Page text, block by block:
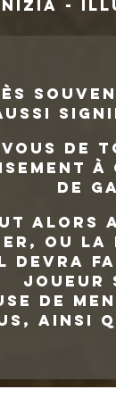
-
vous de
de
alors
ou la
joueur
de
ainsi